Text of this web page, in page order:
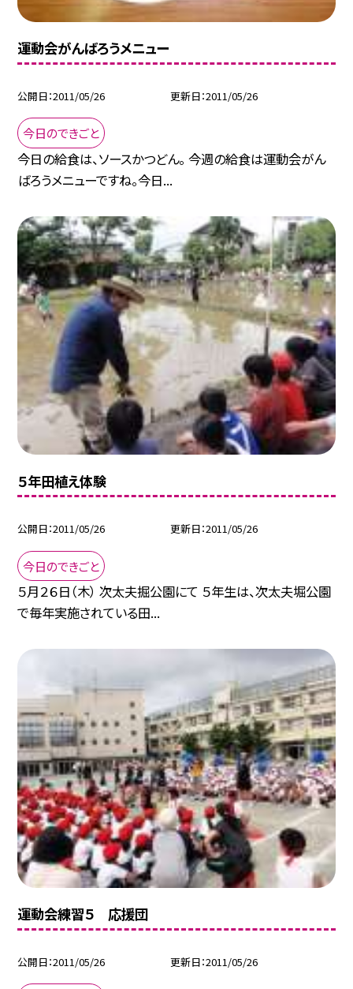
運動会がんばろうメニュー
公開日 2011/05/26 更新日 2011/05/26
今日のできごと
今日の給食は、ソースかつどん。 今週の給食は運動会がん
ばろうメニューですね。今日...
５年田植え体験
公開日 2011/05/26 更新日 2011/05/26
今日のできごと
５月２６日（木） 次太夫掘公園にて ５年生は、次太夫堀公園
で毎年実施されている田...
運動会練習５ 応援団
公開日 2011/05/26 更新日 2011/05/26